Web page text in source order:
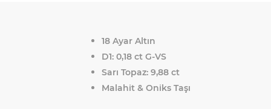
18 Ayar Altın
D1: 0,18 ct G-VS
Sarı Topaz: 9,88 ct
Malahit & Oniks Taşı